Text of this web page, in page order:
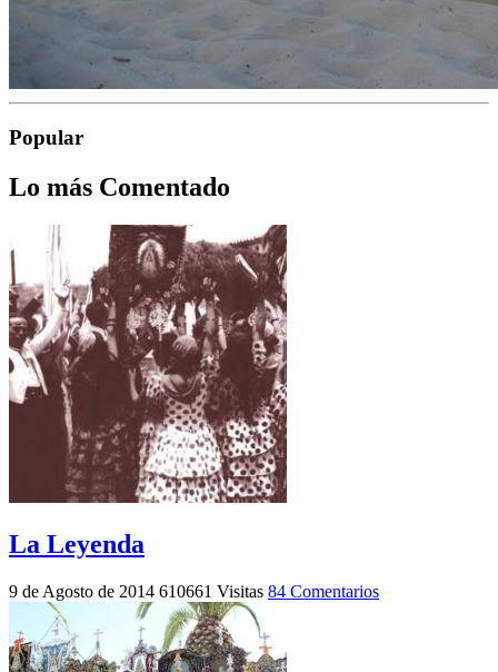
Popular
Lo más Comentado
La Leyenda
9 de Agosto de 2014 610661 Visitas 84 Comentarios